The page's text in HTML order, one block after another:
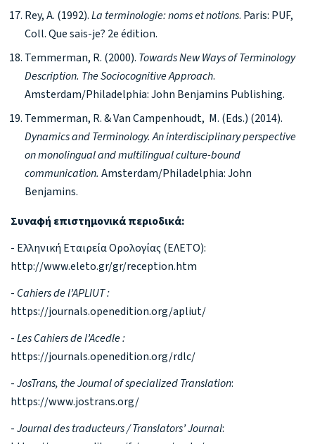
Rey, A. (1992).La terminologie: noms et notions. Paris: PUF,
Coll. Que sais-je? 2e édition.
Temmerman, R. (2000). Towards New Ways of Terminology
Description. TheSociocognitiveApproach.
Amsterdam/Philadelphia: John Benjamins Publishing.
Temmerman, R. & Van Campenhoudt, M. (Eds.) (2014).
Dynamics and Terminology. An interdisciplinary perspective
on monolingual and multilingual culture-bound
communication. Amsterdam/Philadelphia: John
Benjamins.
Συναφή επιστημονικά περιοδικά:
- Ελληνική Εταιρεία Ορολογίας (ΕΛΕΤΟ):
http://www.eleto.gr/gr/reception.htm
- Cahiers de l’APLIUT :
https://journals.openedition.org/apliut/
-Les Cahiers de l’Acedle :
https://journals.openedition.org/rdlc/
-JosTrans, the Journal of specialized Translation:
https://www.jostrans.org/
-Journal des traducteurs / Translators’ Journal: